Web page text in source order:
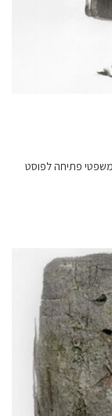
משפטי פתיחה לפוסט